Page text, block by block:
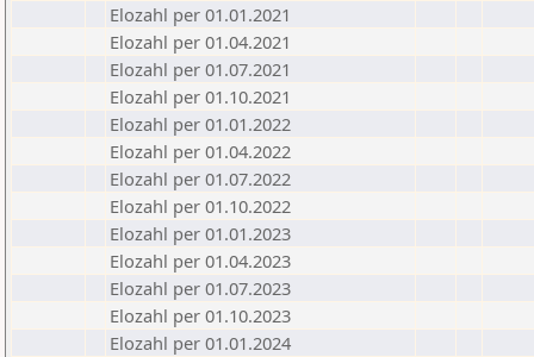
Elozahl per 01.01.2021
Elozahl per 01.04.2021
Elozahl per 01.07.2021
Elozahl per 01.10.2021
Elozahl per 01.01.2022
Elozahl per 01.04.2022
Elozahl per 01.07.2022
Elozahl per 01.10.2022
Elozahl per 01.01.2023
Elozahl per 01.04.2023
Elozahl per 01.07.2023
Elozahl per 01.10.2023
Elozahl per 01.01.2024